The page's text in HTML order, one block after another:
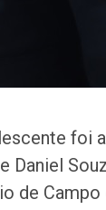
foi
Daniel
de